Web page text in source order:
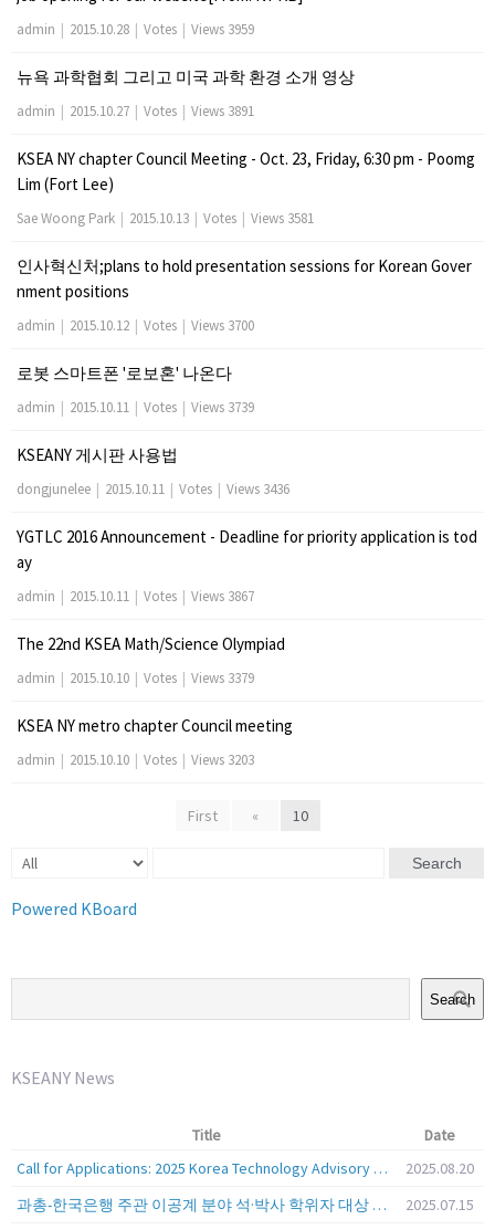
admin | 2015.10.28 | Votes | Views 3959
뉴욕 과학협회 그리고 미국 과학 환경 소개 영상
admin | 2015.10.27 | Votes | Views 3891
KSEA NY chapter Council Meeting - Oct. 23, Friday, 6:30 pm - Poomg
Lim (Fort Lee)
Sae Woong Park | 2015.10.13 | Votes | Views 3581
인사혁신처;plans to hold presentation sessions for Korean Gover
nment positions
admin | 2015.10.12 | Votes | Views 3700
로봇 스마트폰 '로보혼' 나온다
admin | 2015.10.11 | Votes | Views 3739
KSEANY 게시판 사용법
dongjunelee | 2015.10.11 | Votes | Views 3436
YGTLC 2016 Announcement - Deadline for priority application is tod
ay
admin | 2015.10.11 | Votes | Views 3867
The 22nd KSEA Math/Science Olympiad
admin | 2015.10.10 | Votes | Views 3379
KSEA NY metro chapter Council meeting
admin | 2015.10.10 | Votes | Views 3203
First « 10
Search
Powered KBoard
Search
KSEANY News
Title
Date
Call for Applications: 2025 Korea Technology Advisory Group (K-TAG)
2025.08.20
과총-한국은행 주관 이공계 분야 석·박사 학위자 대상 서베이
2025.07.15